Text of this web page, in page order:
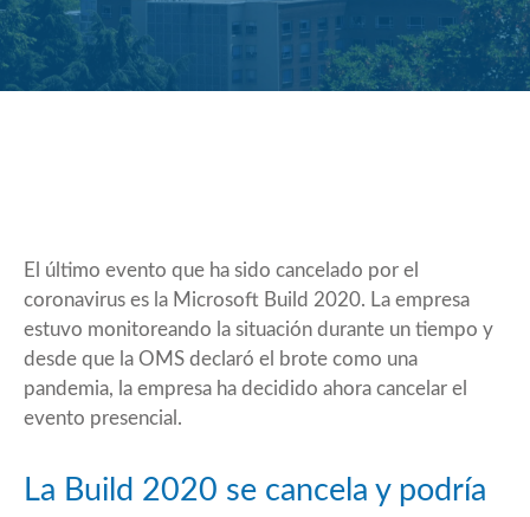
El último evento que ha sido cancelado por el
coronavirus es la Microsoft Build 2020. La empresa
estuvo monitoreando la situación durante un tiempo y
desde que la OMS declaró el brote como una
pandemia, la empresa ha decidido ahora cancelar el
evento presencial.
La Build 2020 se cancela y podría